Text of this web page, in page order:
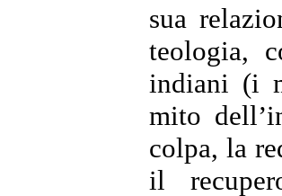
sua
teologia,
indiani (i
mito
colpa, la
il